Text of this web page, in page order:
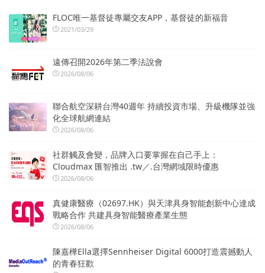
FLOC唯一基督徒專屬交友APP，基督徒的新福音
2021/03/29
遠傳召開2026年第二季法說會
2026/08/06
聯合航空深耕台灣40週年 持續投資市場、升級機隊並強
化全球航網連結
2026/08/06
社群觸及會變，品牌入口要掌握在自己手上：
Cloudmax 匯智推出 .tw／.台灣網域限時優惠
2026/08/06
真健康醫療（02697.HK）與天津具身智能創新中心達成
戰略合作 共建具身智能醫療產業生態
2026/08/06
陳嘉樺Ella選擇Sennheiser Digital 6000打造震撼動人
的青春狂歡